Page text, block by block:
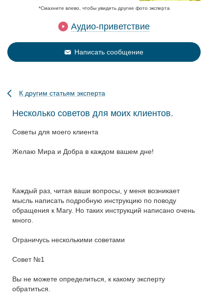
*Смахните влево, чтобы увидеть другие фото эксперта
Аудио-приветствие
Написать сообщение
К другим статьям эксперта
Несколько советов для моих клиентов.
Советы для моего клиента
Желаю Мира и Добра в каждом вашем дне!
Каждый раз, читая ваши вопросы, у меня возникает
мысль написать подробную инструкцию по поводу
обращения к Магу. Но таких инструкций написано очень
много.
Ограничусь несколькими советами
Совет №1
Вы не можете определиться, к какому эксперту
обратиться.